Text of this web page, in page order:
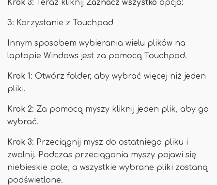
Krok 3: Teraz kliknij Zaznacz wszystko opcja:
3: Korzystanie z Touchpad
Innym sposobem wybierania wielu plików na
laptopie Windows jest za pomocą Touchpad.
Krok 1: Otwórz folder, aby wybrać więcej niż jeden
pliki.
Krok 2: Za pomocą myszy kliknij jeden plik, aby go
wybrać.
Krok 3: Przeciągnij mysz do ostatniego pliku i
zwolnij. Podczas przeciągania myszy pojawi się
niebieskie pole, a wszystkie wybrane pliki zostaną
podświetlone.